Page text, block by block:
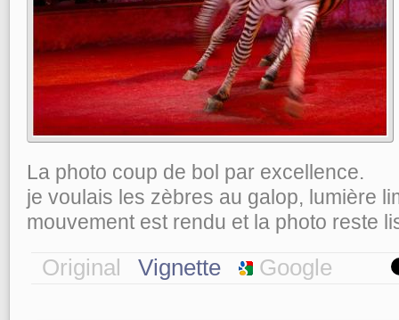
La photo coup de bol par excellence.
je voulais les zèbres au galop, lumière
mouvement est rendu et la photo reste
Original Vignette Google